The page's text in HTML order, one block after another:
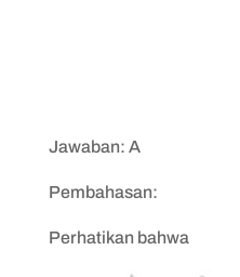
Jawaban: A
Pembahasan:
Perhatikan bahwa